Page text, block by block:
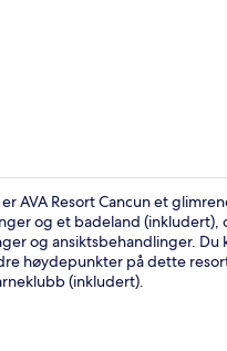
AVA Resort Cancun et
og et badeland (inkludert),
og ansiktsbehandlinger. Du
høydepunkter på dette
(inkludert).